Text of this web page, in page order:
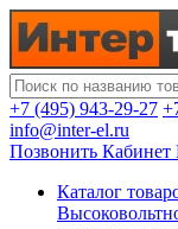
+7 (495) 943-29-27
info@inter-el.ru
Позвонить Кабинет
Каталог